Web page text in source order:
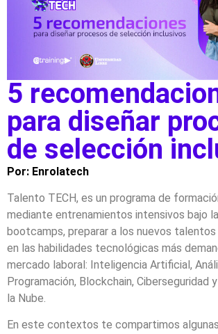
5
para diseñar
de selección
Por: Enrolatech
Talento TECH, es un programa de
mediante entrenamientos intensivos bajo
bootcamps, preparar a los nuevos
en las habilidades tecnológicas más
mercado laboral: Inteligencia Artificial,
Programación, Blockchain, Ciberseguridad
la Nube.
En este contextos te compartimos algunas